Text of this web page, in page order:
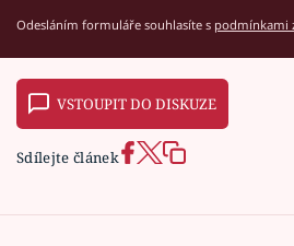
Odesláním formuláře souhlasíte s podmínkami
VSTOUPIT DO DISKUZE
Sdílejte článek